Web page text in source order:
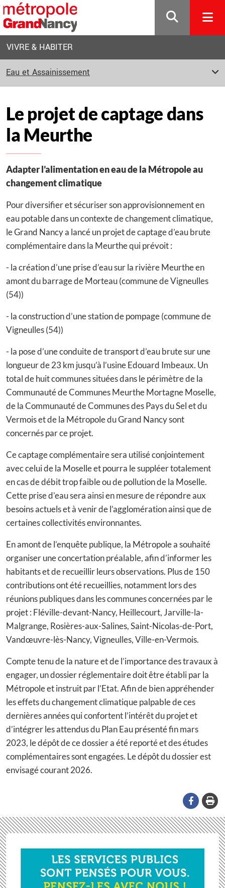
Gestion de vos préférences sur les cookies
VIVRE & HABITER
Eau et Assainissement
Le projet de captage dans
la Meurthe
Adapter l’alimentation en eau de la Métropole au
changement climatique
Pour diversifier et sécuriser son approvisionnement en
eau potable dans un contexte de changement climatique,
le Grand Nancy a lancé un projet de captage d’eau brute
complémentaire dans la Meurthe qui prévoit :
- la création d’une prise d’eau sur la rivière Meurthe en
amont du barrage de Morteau (commune de Vigneulles
(54))
- la construction d’une station de pompage (commune de
Vigneulles (54))
- la pose d’une conduite de transport d’eau brute sur une
longueur de 23 km jusqu’à l’usine Edouard Imbeaux. Un
total de huit communes situées dans le périmètre de la
Communauté de Communes Meurthe Mortagne Moselle,
de la Communauté de Communes des Pays du Sel et du
Vermois et de la Métropole du Grand Nancy sont
concernés par ce projet.
Ce captage complémentaire sera utilisé conjointement
avec celui de la Moselle et pourra le suppléer totalement
en cas de débit trop faible ou de pollution de la Moselle.
Cette prise d’eau sera ainsi en mesure de répondre aux
besoins actuels et à venir de l’agglomération ainsi que de
certaines collectivités environnantes.
En amont de l’enquête publique, la Métropole a souhaité
organiser une concertation préalable, afin d’informer les
habitants et de recueillir leurs observations. Plus de 150
contributions ont été recueillies, notamment lors des
réunions publiques dans les communes concernées par le
projet : Fléville-devant-Nancy, Heillecourt, Jarville-la-
Malgrange, Rosières-aux-Salines, Saint-Nicolas-de-Port,
Vandœuvre-lès-Nancy, Vigneulles, Ville-en-Vermois.
Compte tenu de la nature et de l’importance des travaux à
engager, un dossier réglementaire doit être établi par la
Métropole et instruit par l’Etat. Afin de bien appréhender
les effets du changement climatique palpable de ces
dernières années qui confortent l’intérêt du projet et
d’intégrer les attendus du Plan Eau présenté fin mars
2023, le dépôt de ce dossier a été reporté et des études
complémentaires sont engagées. Le dépôt du dossier est
envisagé courant 2026.